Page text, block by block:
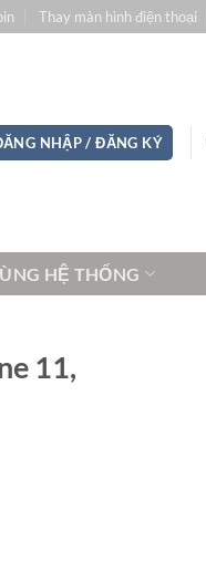
Thay màn hình điện thoại
NHẬP / ĐĂNG KÝ
HỆ THỐNG
11,